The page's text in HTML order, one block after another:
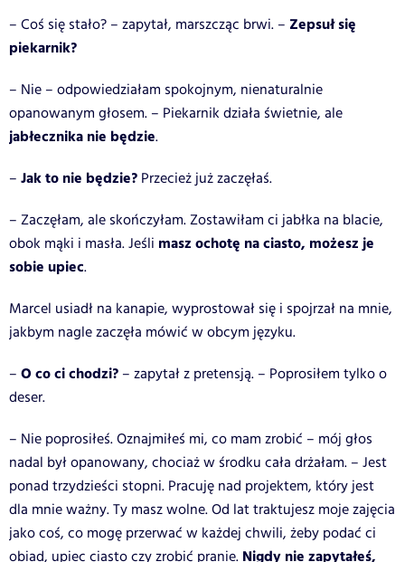
– Coś się stało? – zapytał, marszcząc brwi. – Zepsuł się
piekarnik?
– Nie – odpowiedziałam spokojnym, nienaturalnie
opanowanym głosem. – Piekarnik działa świetnie, ale
jabłecznika nie będzie.
– Jak to nie będzie? Przecież już zaczęłaś.
– Zaczęłam, ale skończyłam. Zostawiłam ci jabłka na blacie,
obok mąki i masła. Jeśli masz ochotę na ciasto, możesz je
sobie upiec.
Marcel usiadł na kanapie, wyprostował się i spojrzał na mnie,
jakbym nagle zaczęła mówić w obcym języku.
– O co ci chodzi? – zapytał z pretensją. – Poprosiłem tylko o
deser.
– Nie poprosiłeś. Oznajmiłeś mi, co mam zrobić – mój głos
nadal był opanowany, chociaż w środku cała drżałam. – Jest
ponad trzydzieści stopni. Pracuję nad projektem, który jest
dla mnie ważny. Ty masz wolne. Od lat traktujesz moje zajęcia
jako coś, co mogę przerwać w każdej chwili, żeby podać ci
obiad, upiec ciasto czy zrobić pranie. Nigdy nie zapytałeś,